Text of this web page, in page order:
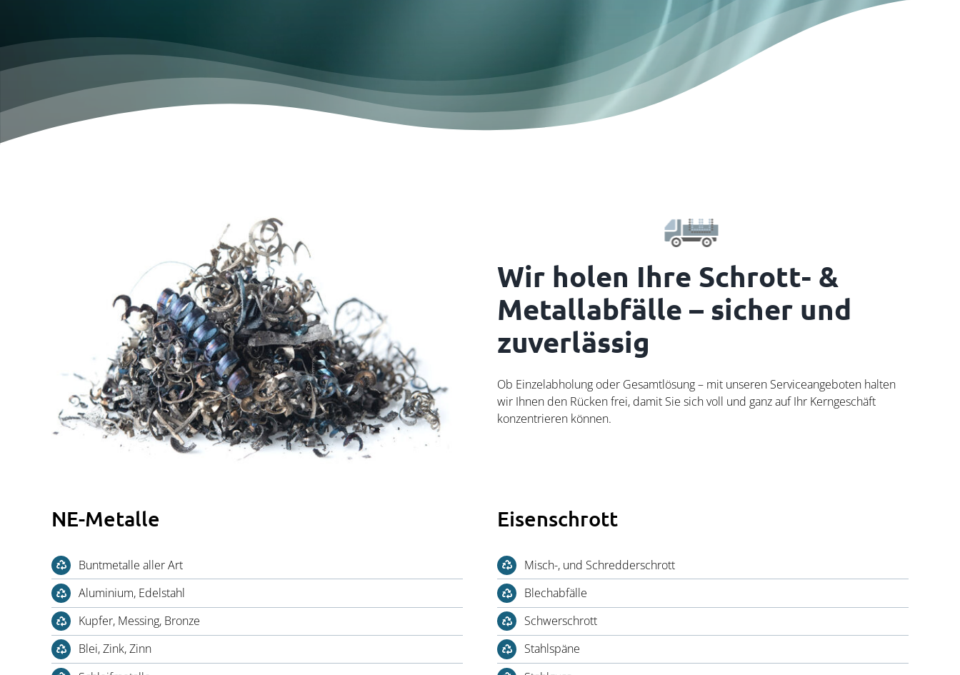
Wir holen Ihre Schrott- &
Metallabfälle – sicher und
zuverlässig
Ob Einzelabholung oder Gesamtlösung – mit unseren Serviceangeboten halten
wir Ihnen den Rücken frei, damit Sie sich voll und ganz auf Ihr Kerngeschäft
konzentrieren können.
NE-Metalle
Buntmetalle aller Art
Aluminium, Edelstahl
Kupfer, Messing, Bronze
Blei, Zink, Zinn
Eisenschrott
Misch-, und Schredderschrott
Blechabfälle
Schwerschrott
Stahlspäne